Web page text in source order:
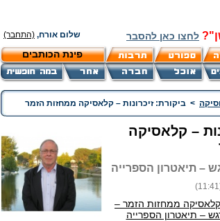
לחצו כאן להסבר שלום אורח, (התחבר)
פינת הכותבים
> ביקורת: זיכרונות – קלאסיקה ממחזות הזמר
– קלאסיקה
– תיאטרון הספרייה
ממחזות הזמר –
– תיאטרון הספרייה